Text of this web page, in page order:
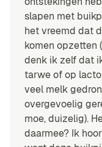
slapen met
het vreemd dat
komen opzetten
denk ik zelf dat
tarwe of op
veel melk
overgevoelig
moe, duizelig).
daarmee? Ik